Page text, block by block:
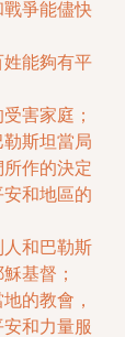
爭能儘快
能夠有平
害家庭；
斯坦當局
作的決定
和地區的
和巴勒斯
基督；
的教會，
和力量服